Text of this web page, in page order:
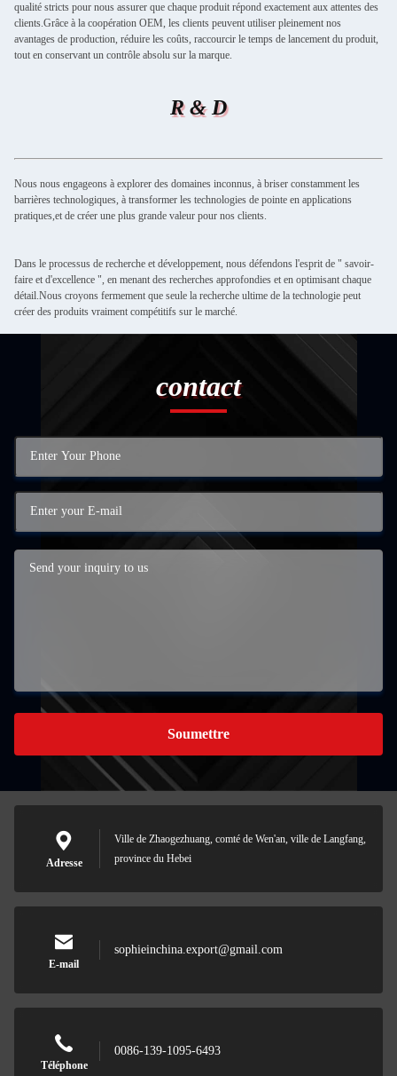
qualité stricts pour nous assurer que chaque produit répond exactement aux attentes des
clients.Grâce à la coopération OEM, les clients peuvent utiliser pleinement nos
avantages de production, réduire les coûts, raccourcir le temps de lancement du produit,
tout en conservant un contrôle absolu sur la marque.
R & D
Nous nous engageons à explorer des domaines inconnus, à briser constamment les
barrières technologiques, à transformer les technologies de pointe en applications
pratiques,et de créer une plus grande valeur pour nos clients.
Dans le processus de recherche et développement, nous défendons l'esprit de " savoir-
faire et d'excellence ", en menant des recherches approfondies et en optimisant chaque
détail.Nous croyons fermement que seule la recherche ultime de la technologie peut
créer des produits vraiment compétitifs sur le marché.
contact
Soumettre
Adresse
Ville de Zhaogezhuang, comté de Wen'an, ville de Langfang,
province du Hebei
E-mail
sophieinchina.export@gmail.com
Téléphone
0086-139-1095-6493